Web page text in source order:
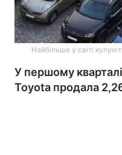
Найбільше у світі
У першому
Toyota продала